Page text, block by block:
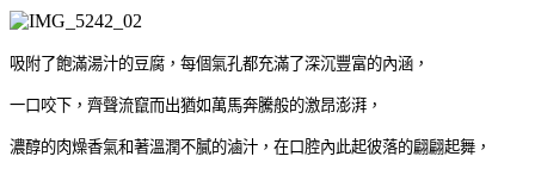
吸附了飽滿湯汁的豆腐，每個氣孔都充滿了深沉豐富的內涵，
一口咬下，齊聲流竄而出猶如萬馬奔騰般的激昂澎湃，
濃醇的肉燥香氣和著溫潤不膩的滷汁，在口腔內此起彼落的翩翩起舞，